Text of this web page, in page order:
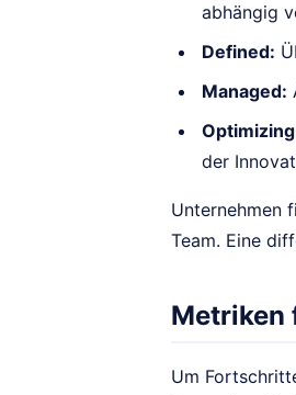
abhängig
Defined:
Managed:
der
Unternehmen
Team. Eine
Metriken
Um